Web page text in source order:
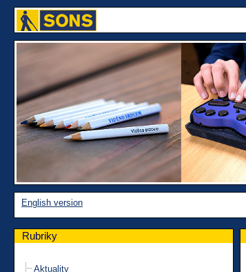
English version
Rubriky
Aktuality